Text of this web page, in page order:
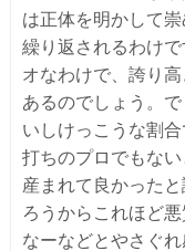
は正体を明かして
繰り返されるわけ
オなわけで、誇り
あるのでしょう。
いしけっこうな割
打ちのプロでもな
産まれて良かった
ろうからこれほど
なーなどとやさぐ